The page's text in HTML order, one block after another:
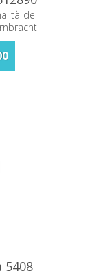
del
per
5408